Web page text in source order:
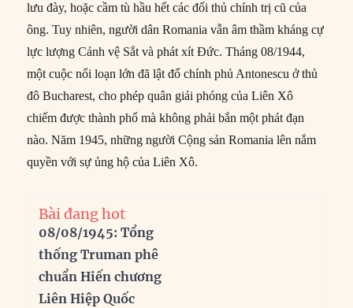
lưu đày, hoặc cầm tù hầu hết các đối thủ chính trị cũ của
ông. Tuy nhiên, người dân Romania vẫn âm thầm kháng cự
lực lượng Cảnh vệ Sắt và phát xít Đức. Tháng 08/1944,
một cuộc nổi loạn lớn đã lật đổ chính phủ Antonescu ở thủ
đô Bucharest, cho phép quân giải phóng của Liên Xô
chiếm được thành phố mà không phải bắn một phát đạn
nào. Năm 1945, những người Cộng sản Romania lên nắm
quyền với sự ủng hộ của Liên Xô.
Bài đang hot
08/08/1945: Tổng
thống Truman phê
chuẩn Hiến chương
Liên Hiệp Quốc